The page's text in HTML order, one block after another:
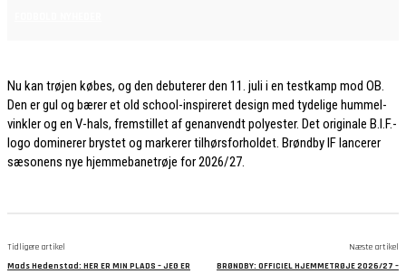
Nu kan trøjen købes, og den debuterer den 11. juli i en testkamp mod OB.
Den er gul og bærer et old school-inspireret design med tydelige hummel-
vinkler og en V-hals, fremstillet af genanvendt polyester. Det originale B.I.F.-
logo dominerer brystet og markerer tilhørsforholdet. Brøndby IF lancerer
sæsonens nye hjemmebanetrøje for 2026/27.
Tidligere artikel
Mads Hedenstad: HER ER MIN PLADS – JEG ER
Næste artikel
BRØNDBY: OFFICIEL HJEMMETRØJE 2026/27 –